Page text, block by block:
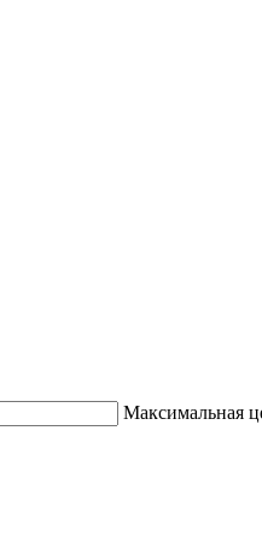
Максимальная